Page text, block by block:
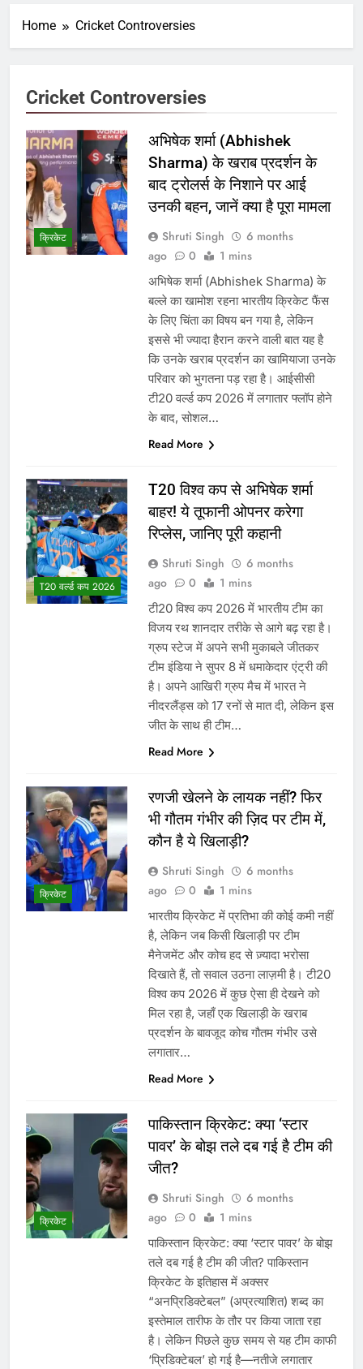
Home Cricket Controversies
Cricket Controversies
क्रिकेट
अभिषेक शर्मा (Abhishek
Sharma) के खराब प्रदर्शन के
बाद ट्रोलर्स के निशाने पर आई
उनकी बहन, जानें क्या है पूरा मामला
Shruti Singh
6 months
ago
0 1 mins
अभिषेक शर्मा (Abhishek Sharma) के
बल्ले का खामोश रहना भारतीय क्रिकेट फैंस
के लिए चिंता का विषय बन गया है, लेकिन
इससे भी ज्यादा हैरान करने वाली बात यह है
कि उनके खराब प्रदर्शन का खामियाजा उनके
परिवार को भुगतना पड़ रहा है। आईसीसी
टी20 वर्ल्ड कप 2026 में लगातार फ्लॉप होने
के बाद, सोशल…
Read More
T20 वर्ल्ड कप 2026
T20 विश्व कप से अभिषेक शर्मा
बाहर! ये तूफानी ओपनर करेगा
रिप्लेस, जानिए पूरी कहानी
Shruti Singh
6 months
ago
0 1 mins
टी20 विश्व कप 2026 में भारतीय टीम का
विजय रथ शानदार तरीके से आगे बढ़ रहा है।
ग्रुप स्टेज में अपने सभी मुकाबले जीतकर
टीम इंडिया ने सुपर 8 में धमाकेदार एंट्री की
है। अपने आखिरी ग्रुप मैच में भारत ने
नीदरलैंड्स को 17 रनों से मात दी, लेकिन इस
जीत के साथ ही टीम…
Read More
क्रिकेट
रणजी खेलने के लायक नहीं? फिर
भी गौतम गंभीर की ज़िद पर टीम में,
कौन है ये खिलाड़ी?
Shruti Singh
6 months
ago
0 1 mins
भारतीय क्रिकेट में प्रतिभा की कोई कमी नहीं
है, लेकिन जब किसी खिलाड़ी पर टीम
मैनेजमेंट और कोच हद से ज़्यादा भरोसा
दिखाते हैं, तो सवाल उठना लाज़मी है। टी20
विश्व कप 2026 में कुछ ऐसा ही देखने को
मिल रहा है, जहाँ एक खिलाड़ी के खराब
प्रदर्शन के बावजूद कोच गौतम गंभीर उसे
लगातार…
Read More
क्रिकेट
पाकिस्तान क्रिकेट: क्या ‘स्टार
पावर’ के बोझ तले दब गई है टीम की
जीत?
Shruti Singh
6 months
ago
0 1 mins
पाकिस्तान क्रिकेट: क्या ‘स्टार पावर’ के बोझ
तले दब गई है टीम की जीत? पाकिस्तान
क्रिकेट के इतिहास में अक्सर
“अनप्रिडिक्टेबल” (अप्रत्याशित) शब्द का
इस्तेमाल तारीफ के तौर पर किया जाता रहा
है। लेकिन पिछले कुछ समय से यह टीम काफी
‘प्रिडिक्टेबल’ हो गई है—नतीजे लगातार